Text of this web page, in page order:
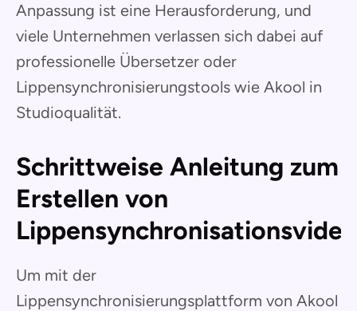
Anpassung ist eine Herausforderung, und
viele Unternehmen verlassen sich dabei auf
professionelle Übersetzer oder
Lippensynchronisierungstools wie Akool in
Studioqualität.
Schrittweise Anleitung zum
Erstellen von
Um mit der
Lippensynchronisierungsplattform von Akool